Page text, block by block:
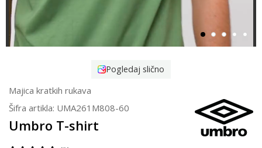
Pogledaj slično
Majica kratkih rukava
Šifra artikla: UMA261M808-60
Umbro T-shirt